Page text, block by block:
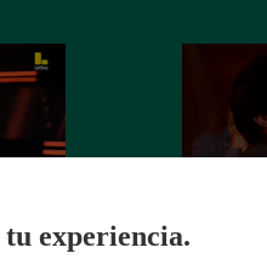
experiencia.